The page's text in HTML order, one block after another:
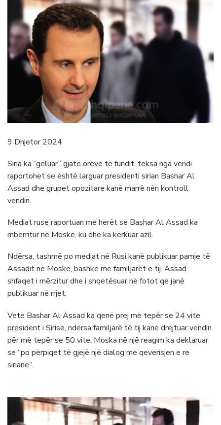
9 Dhjetor 2024
Siria ka “gëluar” gjatë orëve të fundit, teksa nga vendi
raportohet se është larguar presidenti sirian Bashar Al
Assad dhe grupet opozitare kanë marrë nën kontroll
vendin.
Mediat ruse raportuan më herët se Bashar Al Assad ka
mbërritur në Moskë, ku dhe ka kërkuar azil.
Ndërsa, tashmë po mediat në Rusi kanë publikuar pamje të
Assadit në Moskë, bashkë me familjarët e tij. Assad
shfaqet i mërzitur dhe i shqetësuar në fotot që janë
publikuar në rrjet.
Vetë Bashar Al Assad ka qenë prej më tepër se 24 vite
president i Sirisë, ndërsa familjarë të tij kanë drejtuar vendin
për më tepër se 50 vite. Moska në një reagim ka deklaruar
se “po përpiqet të gjejë një dialog me qeverisjen e re
siriane”.